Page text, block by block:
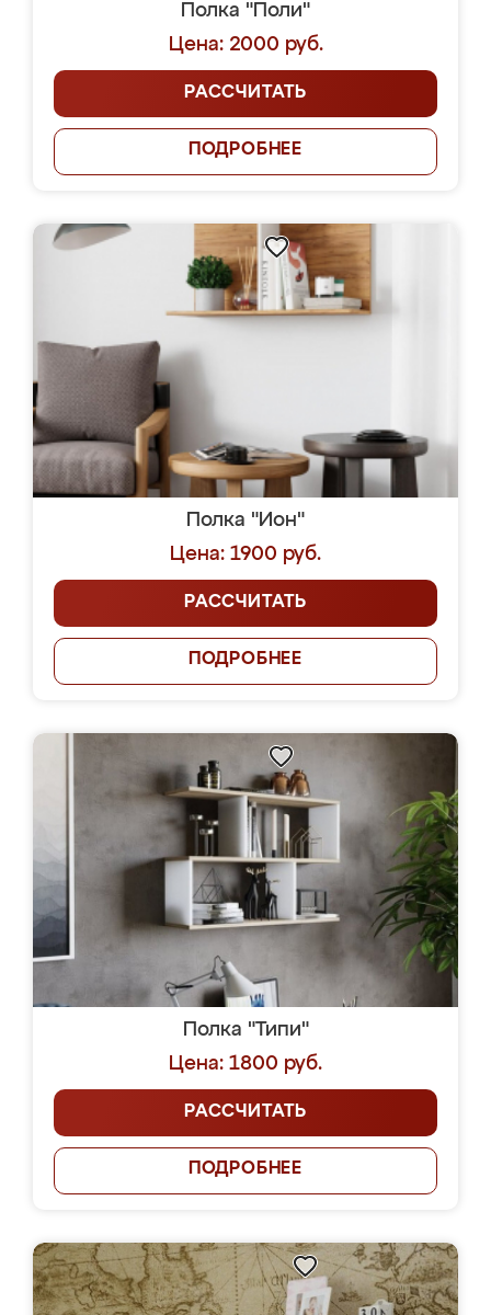
Полка "Поли"
Цена: 2000 руб.
РАССЧИТАТЬ
ПОДРОБНЕЕ
Полка "Ион"
Цена: 1900 руб.
РАССЧИТАТЬ
ПОДРОБНЕЕ
Полка "Типи"
Цена: 1800 руб.
РАССЧИТАТЬ
ПОДРОБНЕЕ